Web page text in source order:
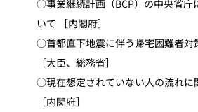
○事業継続計画（BCP）の中央省庁
いて ［内閣府］
○首都直下地震に伴う帰宅困難者対
［大臣、総務省］
○現在想定されていない人の流れに
［内閣府］